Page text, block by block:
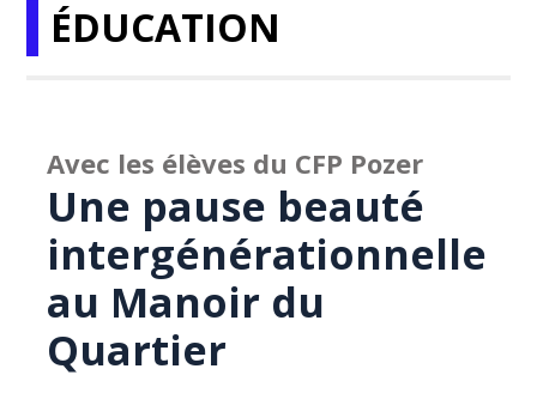
ÉDUCATION
Avec les élèves du CFP Pozer
Une pause beauté
intergénérationnelle
au Manoir du
Quartier